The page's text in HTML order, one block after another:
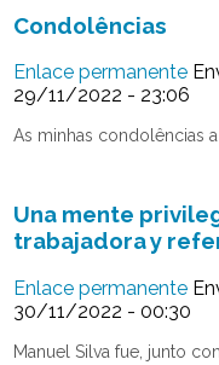
Condolências
Enlace permanente
29/11/2022 - 23:06
As minhas condolências
Una mente
trabajadora y
Enlace permanente
30/11/2022 - 00:30
Manuel Silva fue, junto